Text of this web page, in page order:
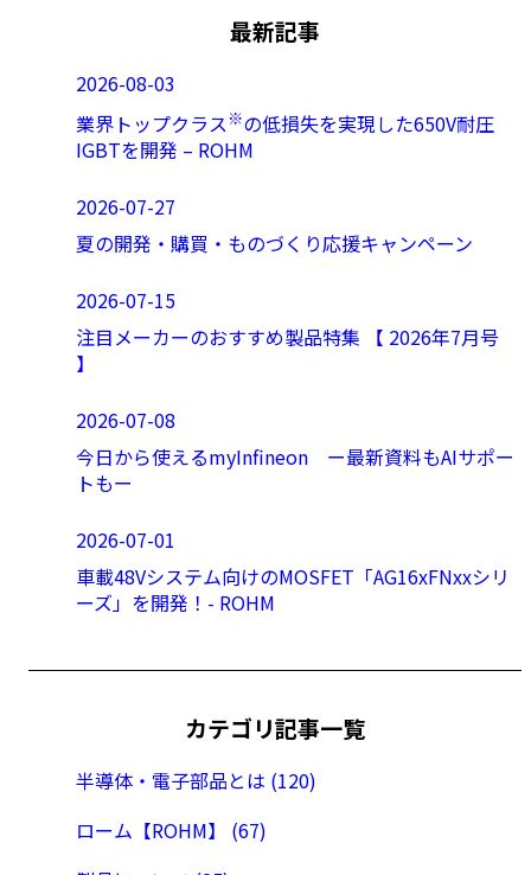
最新記事
2026-08-03
業界トップクラス ※の低損失を実現した650V耐圧
IGBTを開発 – ROHM
2026-07-27
夏の開発・購買・ものづくり応援キャンペーン
2026-07-15
注目メーカーのおすすめ製品特集 【 2026年7月号
】
2026-07-08
今日から使えるmyInfineon ー最新資料もAIサポー
トもー
2026-07-01
車載48Vシステム向けのMOSFET「AG16xFNxxシリ
ーズ」を開発！- ROHM
カテゴリ記事一覧
半導体・電子部品とは (120)
ローム【ROHM】 (67)